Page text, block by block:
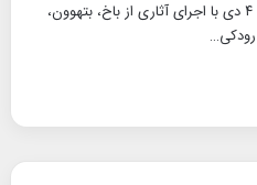
رامین رضایی نوازنده پیانو، پنج‌شنبه ۴ دی با اجرای آثاری از باخ، بتهوون،